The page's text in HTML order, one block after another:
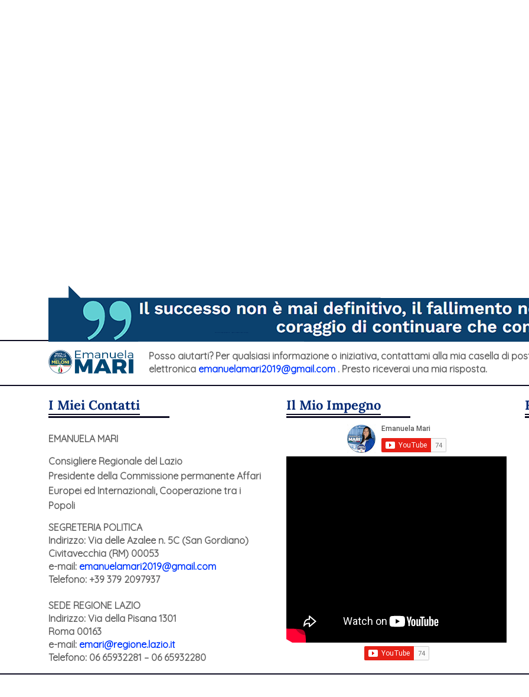
Posso aiutarti? Per qualsiasi informazione o iniziativa, contattami alla mia casella di
elettronica emanuelamari2019@gmail.com . Presto riceverai una mia risposta.
I Miei Contatti
EMANUELA MARI
Consigliere Regionale del Lazio
Presidente della Commissione permanente Affari
Europei ed Internazionali, Cooperazione tra i
Popoli
SEGRETERIA POLITICA
Indirizzo: Via delle Azalee n. 5C (San Gordiano)
Civitavecchia (RM) 00053
e-mail: emanuelamari2019@gmail.com
Telefono: +39 379 2097937
SEDE REGIONE LAZIO
Indirizzo: Via della Pisana 1301
Roma 00163
e-mail: emari@regione.lazio.it
Telefono: 06 65932281 – 06 65932280
Il Mio Impegno